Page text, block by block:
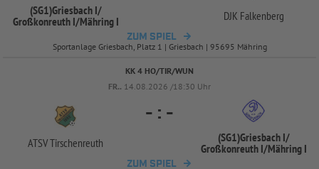
(SG1)Griesbach I/
Großkonreuth I/Mähring I DJK Falkenberg
ZUM SPIEL
Sportanlage Griesbach, Platz 1 | Griesbach | 95695 Mähring
KK 4 HO/TIR/WUN
FR.. 14.08.2026 /18:30 Uhr
ATSV Tirschenreuth
- : -
(SG1)Griesbach I/
Großkonreuth I/Mähring I
ZUM SPIEL